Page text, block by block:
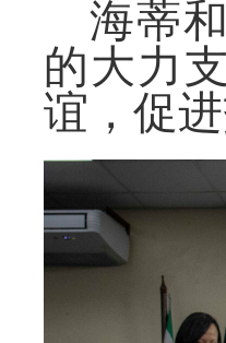
海蒂
的大力
谊，促进